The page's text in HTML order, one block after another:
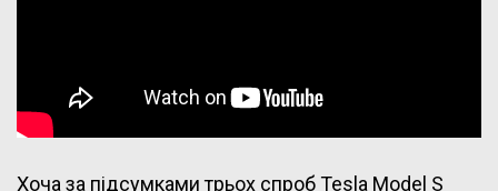
Хоча за підсумками трьох спроб Tesla Model S